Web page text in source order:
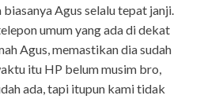
Agus selalu tepat janji.
umum yang ada di dekat
Agus, memastikan dia sudah
itu HP belum musim bro,
ada, tapi itupun kami tidak